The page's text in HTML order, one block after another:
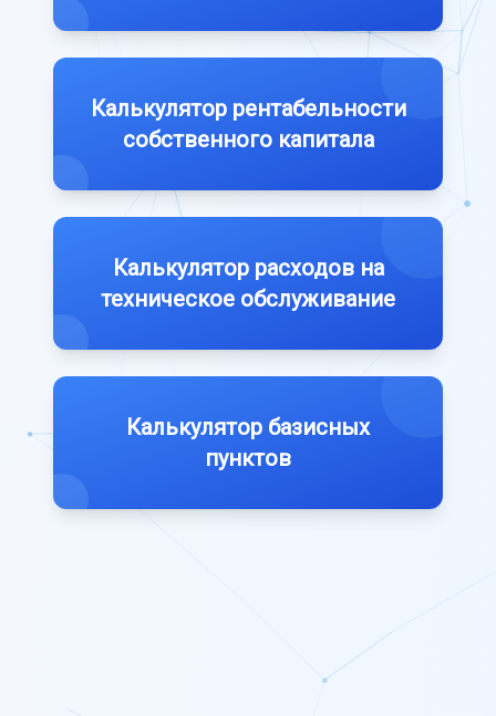
Калькулятор рентабельности
собственного капитала
Калькулятор расходов на
техническое обслуживание
Калькулятор базисных
пунктов